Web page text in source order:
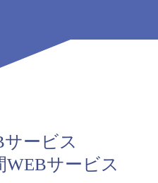
サービス
WEBサービス